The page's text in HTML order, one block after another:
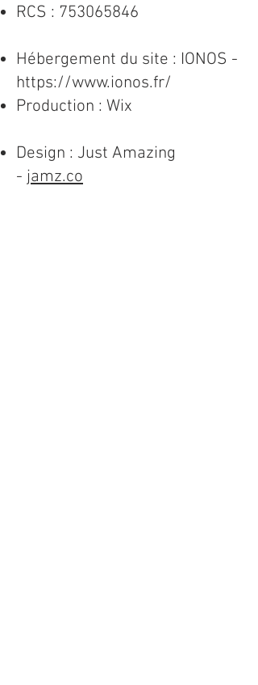
RCS : 753065846
Hébergement du site : IONOS -
https://www.ionos.fr/
Production : Wix
Design : Just Amazing
- jamz.co